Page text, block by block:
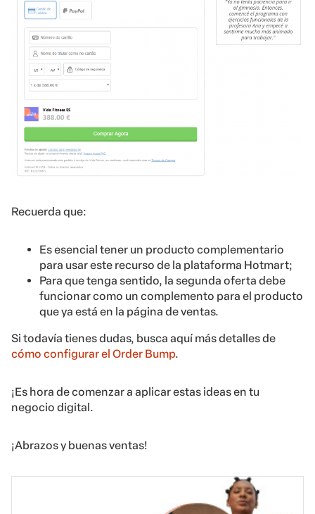
Recuerda que:
Es esencial tener un producto complementario
para usar este recurso de la plataforma Hotmart;
Para que tenga sentido, la segunda oferta debe
funcionar como un complemento para el producto
que ya está en la página de ventas.
Si todavía tienes dudas, busca aquí más detalles de
cómo configurar el Order Bump.
¡Es hora de comenzar a aplicar estas ideas en tu
negocio digital.
¡Abrazos y buenas ventas!